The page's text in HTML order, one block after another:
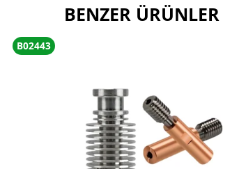
BENZER ÜRÜNLER
B02443